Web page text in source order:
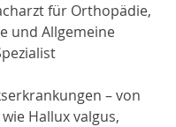
für Orthopädie,
und Allgemeine
– von
Hallux valgus,